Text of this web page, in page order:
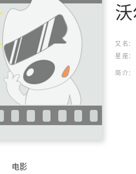
又 名：
星 座：
简 介：
电影